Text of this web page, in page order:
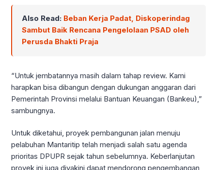
Also Read: Beban Kerja Padat, Diskoperindag
Sambut Baik Rencana Pengelolaan PSAD oleh
Perusda Bhakti Praja
“Untuk jembatannya masih dalam tahap review. Kami
harapkan bisa dibangun dengan dukungan anggaran dari
Pemerintah Provinsi melalui Bantuan Keuangan (Bankeu),”
sambungnya.
Untuk diketahui, proyek pembangunan jalan menuju
pelabuhan Mantaritip telah menjadi salah satu agenda
prioritas DPUPR sejak tahun sebelumnya. Keberlanjutan
proyek ini juga diyakini dapat mendorong pengembangan